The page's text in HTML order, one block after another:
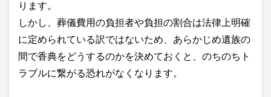
ります。
しかし、葬儀費用の負担者や負担の割合は法律上明確
に定められている訳ではないため、あらかじめ遺族の
間で香典をどうするのかを決めておくと、のちのちト
ラブルに繋がる恐れがなくなります。